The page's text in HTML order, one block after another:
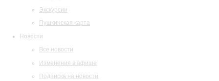
Экскурсии
Пушкинская карта
Новости
Все новости
Изменения в афише
Подписка на новости